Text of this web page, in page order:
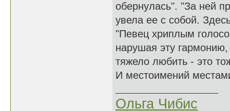
обернулась". "За ней
увела ее с собой.
"Певец хриплым
нарушая эту
тяжело любить - это
И местоимений
Ольга Чибис